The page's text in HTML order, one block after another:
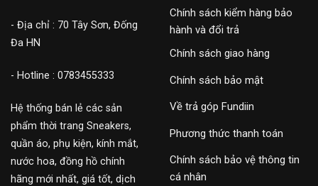
- Địa chỉ : 70 Tây Sơn, Đống
Đa HN
- Hotline : 0783455333
Hệ thống bán lẻ các sản
phẩm thời trang Sneakers,
quần áo, phụ kiện, kính mắt,
nước hoa, đồng hồ chính
hãng mới nhất, giá tốt, dịch
Chính sách kiểm hàng bảo
hành và đổi trả
Chính sách giao hàng
Chính sách bảo mật
Về trả góp Fundiin
Phương thức thanh toán
Chính sách bảo vệ thông tin
cá nhân